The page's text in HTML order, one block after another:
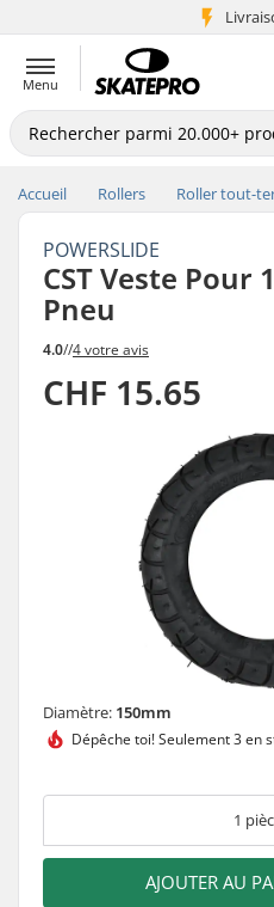
+5
Menu
Accueil Rollers Roller tout-
POWERSLIDE
CST Veste Pour
Pneu
4.0//4 votre avis
CHF 15.65
Diamètre: 150mm
Dépêche toi!Seulement 3 en
1
AJOUTER AU